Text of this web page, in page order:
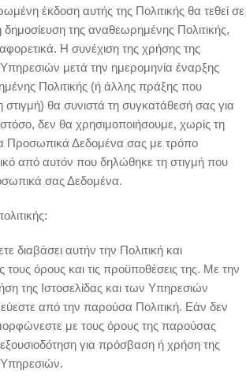
έκδοση αυτής της Πολιτικής θα τεθεί σε
της αναθεωρημένης Πολιτικής,
Η συνέχιση της χρήσης της
Υπηρεσιών μετά την ημερομηνία έναρξης
Πολιτικής (ή άλλης πράξης που
στιγμή) θα συνιστά τη συγκατάθεσή σας για
δεν θα χρησιμοποιήσουμε, χωρίς τη
Προσωπικά Δεδομένα σας με τρόπο
από αυτόν που δηλώθηκε τη στιγμή που
σας Δεδομένα.
διαβάσει αυτήν την Πολιτική και
όρους και τις προϋποθέσεις της. Με την
της Ιστοσελίδας και των Υπηρεσιών
από την παρούσα Πολιτική. Εάν δεν
με τους όρους της παρούσας
εξουσιοδότηση για πρόσβαση ή χρήση της
Υπηρεσιών.